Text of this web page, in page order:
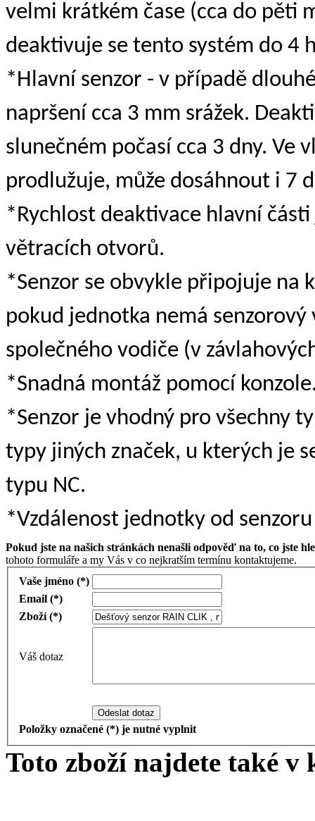
velmi krátkém čase (cca do pěti
deaktivuje se tento systém do 4
*Hlavní senzor - v případě
napršení cca 3 mm srážek.
slunečném počasí cca 3 dny. Ve
prodlužuje, může dosáhnout i 7
*Rychlost deaktivace hlavní
větracích otvorů.
*Senzor se obvykle připojuje na
pokud jednotka nemá
společného vodiče (v
*Snadná montáž pomocí
*Senzor je vhodný pro všechny
typy jiných značek, u kterých je
typu NC.
*Vzdálenost jednotky od
Pokud jste na našich stránkách nenašli odpověď na to, co jste
tohoto formuláře a my Vás v co nejkratším termínu kontaktujeme.
Vaše jméno (*)
Email (*)
Zboží (*)
Váš dotaz
Odeslat dotaz
Položky označené (*) je nutné vyplnit
Toto zboží najdete také v